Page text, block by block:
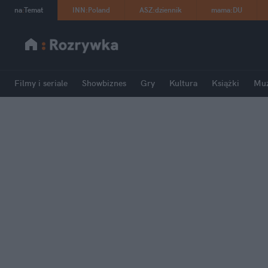
na:Temat INN:Poland ASZ:dziennik mama:DU
Filmy i seriale Showbiznes Gry Kultura Książki